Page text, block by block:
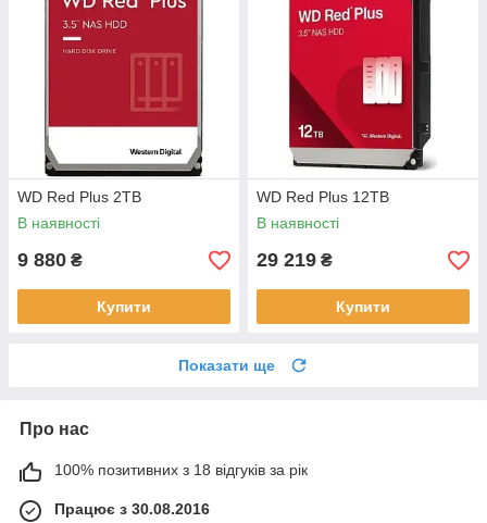
WD Red Plus 2TB
В наявності
9 880 ₴
Купити
WD Red Plus 12TB
В наявності
29 219 ₴
Купити
Показати ще
Про нас
100% позитивних з 18 відгуків за рік
Працює з 30.08.2016